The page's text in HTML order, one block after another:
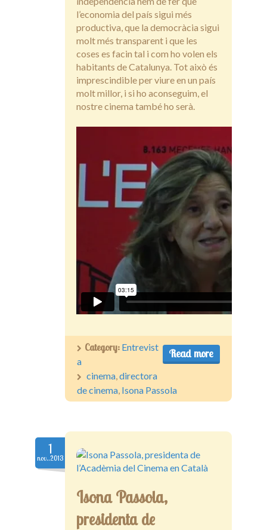
l’economia del país sigui més
productiva, que la democràcia sigui
molt més transparent i que les
coses es facin tal i com ho volen els
habitants de Catalunya. Tot això és
imprescindible per viure en un país
molt millor, i si ho aconseguim, el
nostre cinema també ho serà.
Read more
Category: Entrevist
a
cinema,directora
de cinema, Isona Passola
1
nov..2013
Isona Passola,
presidenta de